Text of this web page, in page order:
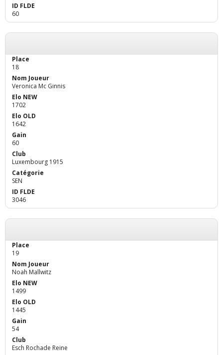
60
18
Veronica Mc Ginnis
1702
1642
60
Luxembourg 1915
SEN
3046
19
Noah Mallwitz
1499
1445
54
Esch Rochade Reine